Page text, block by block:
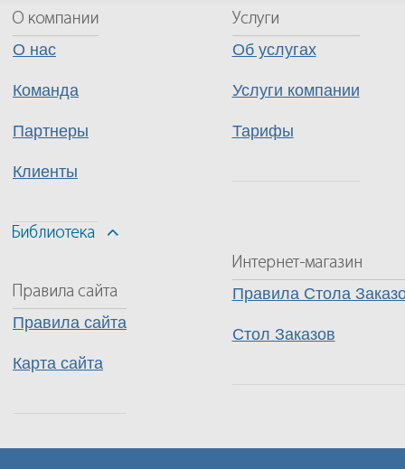
О нас
Команда
Партнеры
Клиенты
Об услугах
Услуги компании
Тарифы
Правила Стола
Стол Заказов
Правила сайта
Карта сайта